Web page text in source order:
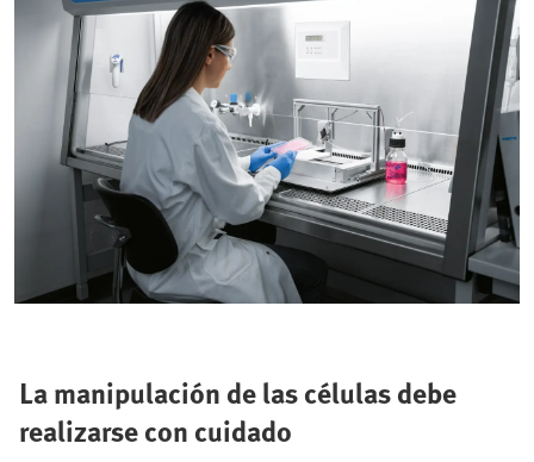
La manipulación de las células debe
realizarse con cuidado